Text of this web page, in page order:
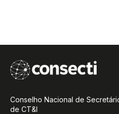
Conselho Nacional de
de CT&I